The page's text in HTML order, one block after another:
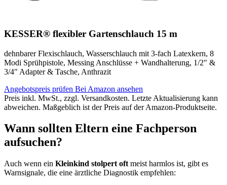
KESSER® flexibler Gartenschlauch 15 m
dehnbarer Flexischlauch, Wasserschlauch mit 3-fach Latexkern, 8
Modi Sprühpistole, Messing Anschlüsse + Wandhalterung, 1/2" &
3/4" Adapter & Tasche, Anthrazit
Angebotspreis prüfen Bei Amazon ansehen
Preis inkl. MwSt., zzgl. Versandkosten. Letzte Aktualisierung kann
abweichen. Maßgeblich ist der Preis auf der Amazon-Produktseite.
Wann sollten Eltern eine Fachperson
aufsuchen?
Auch wenn ein Kleinkind stolpert oft meist harmlos ist, gibt es
Warnsignale, die eine ärztliche Diagnostik empfehlen: